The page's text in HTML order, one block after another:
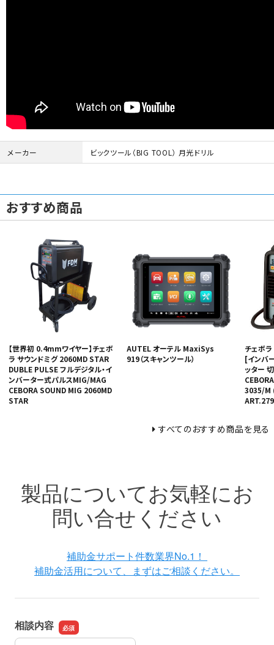
メーカー ビックツール（BIG TOOL） 月光ドリル
おすすめ商品
【世界初 0.4mmワイヤー】チェボ
ラ サウンドミグ 2060MD STAR
DUBLE PULSE フルデジタル・イ
ンバーター式パルスMIG/MAG
CEBORA SOUND MIG 2060MD
STAR
AUTEL オーテル MaxiSys
919（スキャンツール）
チェボ
[インバ
ッター
3035/M
すべてのおすすめ商品を見る